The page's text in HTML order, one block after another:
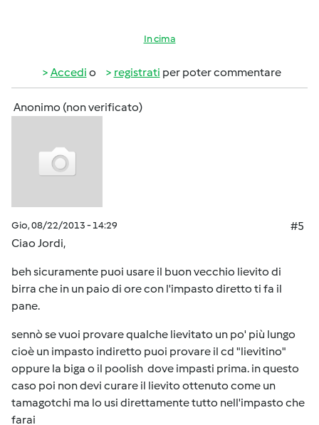
In cima
Accedi o registrati per poter commentare
Anonimo (non verificato)
Gio, 08/22/2013 - 14:29
#5
Ciao Jordi,
beh sicuramente puoi usare il buon vecchio lievito di
birra che in un paio di ore con l'impasto diretto ti fa il
pane.
sennò se vuoi provare qualche lievitato un po' più lungo
cioè un impasto indiretto puoi provare il cd "lievitino"
oppure la biga o il poolish dove impasti prima. in questo
caso poi non devi curare il lievito ottenuto come un
tamagotchi ma lo usi direttamente tutto nell'impasto che
farai